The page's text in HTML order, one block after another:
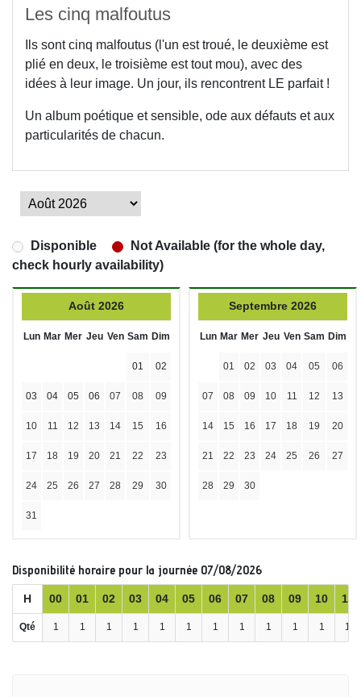
Les cinq malfoutus
Ils sont cinq malfoutus (l'un est troué, le deuxième est
plié en deux, le troisième est tout mou), avec des
idées à leur image. Un jour, ils rencontrent LE parfait !
Un album poétique et sensible, ode aux défauts et aux
particularités de chacun.
Disponible
Not Available (for the whole day,
check hourly availability)
Août 2026
Lun Mar Mer Jeu Ven Sam Dim
01 02
03 04 05 06 07 08 09
10 11 12 13 14 15 16
17 18 19 20 21 22 23
24 25 26 27 28 29 30
31
Septembre 2026
Lun Mar Mer Jeu Ven Sam Dim
01 02 03 04 05 06
07 08 09 10 11 12 13
14 15 16 17 18 19 20
21 22 23 24 25 26 27
28 29 30
Disponibilité horaire pour la journée 07/08/2026
H 00 01 02 03 04 05 06 07 08 09 10 11
Qté 1 1 1 1 1 1 1 1 1 1 1 1